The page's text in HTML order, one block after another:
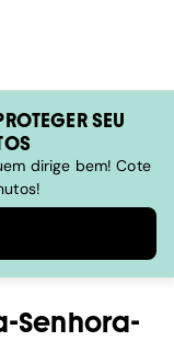
SEU
dirige bem! Cote
Senhora-